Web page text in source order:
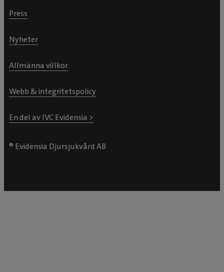
Press
Nyheter
Allmänna villkor
Webb & integritetspolicy
En del av IVC Evidensia >
® Evidensia Djursjukvård AB